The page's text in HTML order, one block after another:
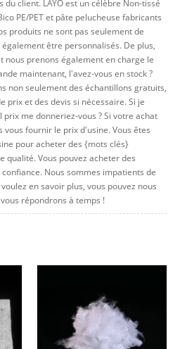
client. LAYO est un célèbre Non-tissé
PE/PET et pâte pelucheuse fabricants
produits ne sont pas seulement de
être personnalisés. De plus,
nous prenons également en charge le
maintenant, l'avez-vous en stock ?
non seulement des échantillons gratuits,
prix et des devis si nécessaire. Si je
me donneriez-vous ? Si votre achat
fournir le prix d'usine. Vous êtes
pour acheter des {mots clés}
qualité. Vous pouvez acheter des
Nous sommes impatients de
en savoir plus, vous pouvez nous
répondrons à temps !